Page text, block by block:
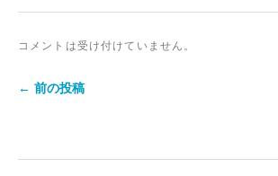
コメントは受け付けていません。
← 前の投稿